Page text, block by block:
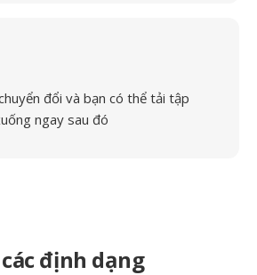
đổi và bạn có thể tải tập
ngay sau đó
định dạng